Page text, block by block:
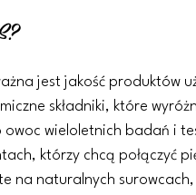
jest jakość produktów
składniki, które
wieloletnich badań i
którzy chcą połączyć
na naturalnych